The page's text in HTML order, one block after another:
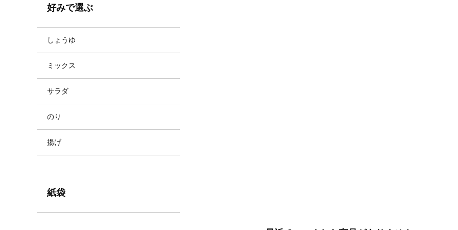
好みで選ぶ
しょうゆ
ミックス
サラダ
のり
揚げ
紙袋